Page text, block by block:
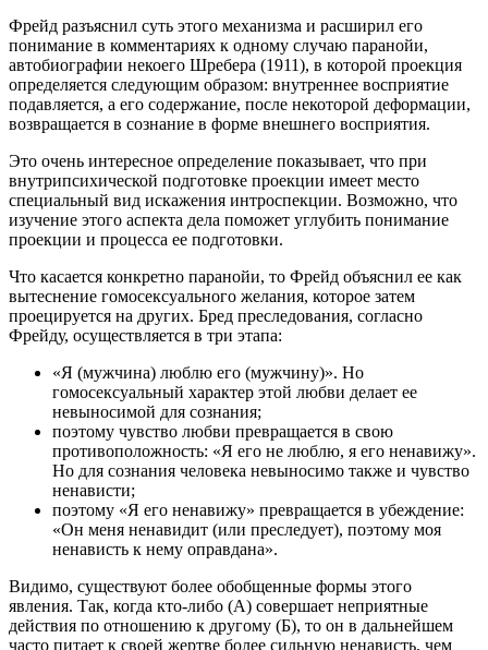
Фрейд разъяснил суть этого механизма и расширил его
понимание в комментариях к одному случаю паранойи,
автобиографии некоего Шребера (1911), в которой проекция
определяется следующим образом: внутреннее восприятие
подавляется, а его содержание, после некоторой деформации,
возвращается в сознание в форме внешнего восприятия.
Это очень интересное определение показывает, что при
внутрипсихической подготовке проекции имеет место
специальный вид искажения интроспекции. Возможно, что
изучение этого аспекта дела поможет углубить понимание
проекции и процесса ее подготовки.
Что касается конкретно паранойи, то Фрейд объяснил ее как
вытеснение гомосексуального желания, которое затем
проецируется на других. Бред преследования, согласно
Фрейду, осуществляется в три этапа:
«Я (мужчина) люблю его (мужчину)». Но
гомосексуальный характер этой любви делает ее
невыносимой для сознания;
поэтому чувство любви превращается в свою
противоположность: «Я его не люблю, я его ненавижу».
Но для сознания человека невыносимо также и чувство
ненависти;
поэтому «Я его ненавижу» превращается в убеждение:
«Он меня ненавидит (или преследует), поэтому моя
ненависть к нему оправдана».
Видимо, существуют более обобщенные формы этого
явления. Так, когда кто-либо (А) совершает неприятные
действия по отношению к другому (Б), то он в дальнейшем
часто питает к своей жертве более сильную ненависть, чем